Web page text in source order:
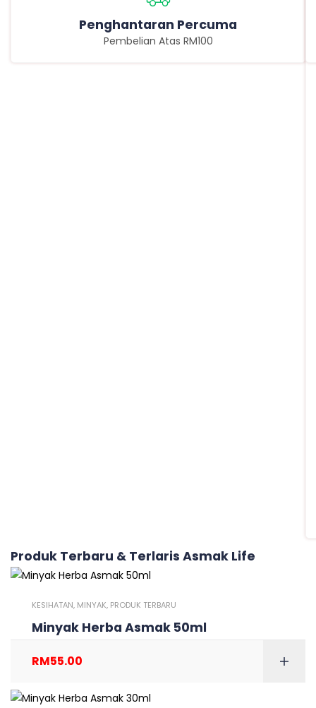
Penghantaran Percuma
Pembelian Atas RM100
Produk Terbaru & Terlaris Asmak Life
KESIHATAN, MINYAK, PRODUK TERBARU
Minyak Herba Asmak 50ml
RM55.00